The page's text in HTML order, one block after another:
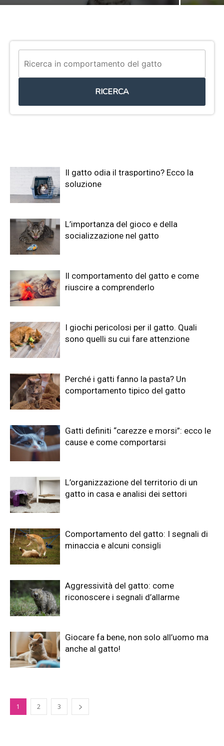
RICERCA
Il gatto odia il trasportino? Ecco la
soluzione
L’importanza del gioco e della
socializzazione nel gatto
Il comportamento del gatto e come
riuscire a comprenderlo
I giochi pericolosi per il gatto. Quali
sono quelli su cui fare attenzione
Perché i gatti fanno la pasta? Un
comportamento tipico del gatto
Gatti definiti “carezze e morsi”: ecco le
cause e come comportarsi
L’organizzazione del territorio di un
gatto in casa e analisi dei settori
Comportamento del gatto: I segnali di
minaccia e alcuni consigli
Aggressività del gatto: come
riconoscere i segnali d’allarme
Giocare fa bene, non solo all’uomo ma
anche al gatto!
1 2 3